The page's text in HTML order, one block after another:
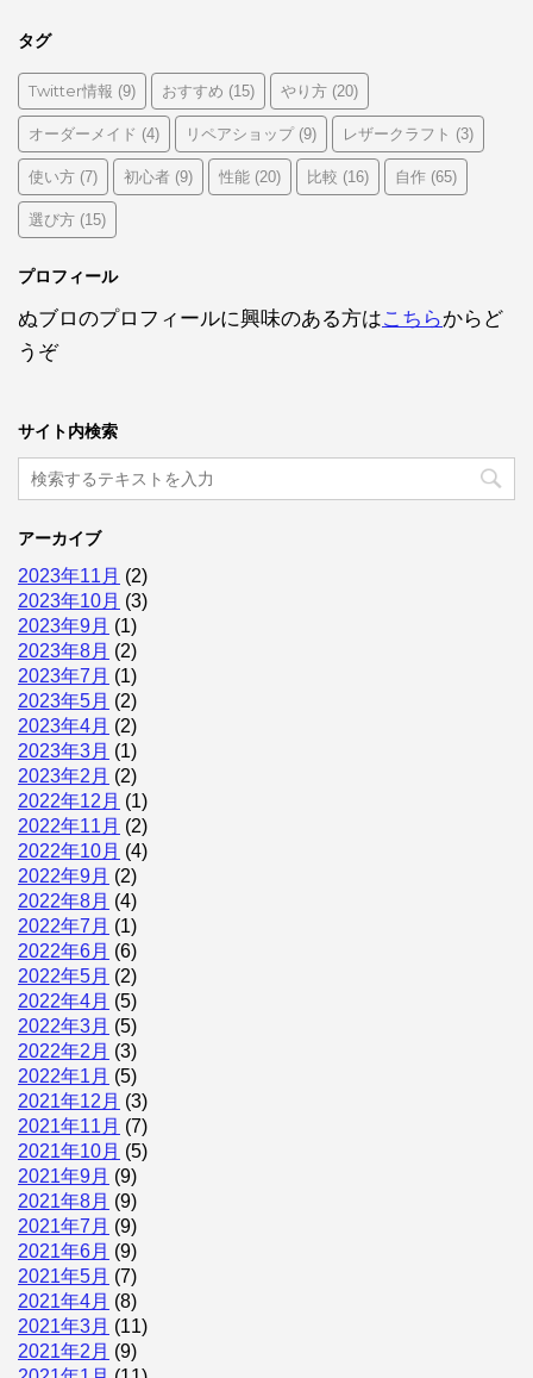
タグ
Twitter情報 (9) おすすめ (15) やり方 (20)
オーダーメイド (4) リペアショップ(9) レザークラフト (3)
使い方 (7) 初心者 (9) 性能 (20) 比較 (16) 自作 (65)
選び方 (15)
プロフィール
ぬブロのプロフィールに興味のある方はこちらからど
うぞ
サイト内検索
アーカイブ
2023年11月 (2)
2023年10月 (3)
2023年9月 (1)
2023年8月 (2)
2023年7月 (1)
2023年5月 (2)
2023年4月 (2)
2023年3月 (1)
2023年2月 (2)
2022年12月 (1)
2022年11月 (2)
2022年10月 (4)
2022年9月 (2)
2022年8月 (4)
2022年7月 (1)
2022年6月 (6)
2022年5月 (2)
2022年4月 (5)
2022年3月 (5)
2022年2月 (3)
2022年1月 (5)
2021年12月 (3)
2021年11月 (7)
2021年10月 (5)
2021年9月 (9)
2021年8月 (9)
2021年7月 (9)
2021年6月 (9)
2021年5月 (7)
2021年4月 (8)
2021年3月 (11)
2021年2月 (9)